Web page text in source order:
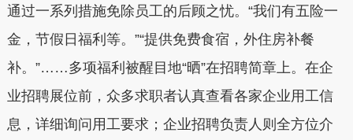
通过一系列措施免除员工的后顾之忧。“我们有五险一
金，节假日福利等。”“提供免费食宿，外住房补餐
补。”……多项福利被醒目地“晒”在招聘简章上。在企
业招聘展位前，众多求职者认真查看各家企业用工信
息，详细询问用工要求；企业招聘负责人则全方位介